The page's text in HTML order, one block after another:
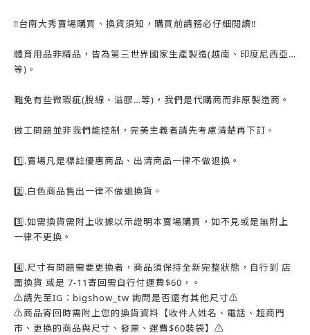
‼️台南大秀賣場購買、換貨須知，購買前請務必仔細閱讀‼️
體育用品非精品，皆為第三世界國家生產製造(越南、印度尼西亞…
等)。
難免有些微瑕疵(脫線、溢膠…等)，我們是代購商而非原製造商。
做工問題並非我們能控制，完美主義者請先考慮清楚再下訂。
1️⃣.賣場凡是標註優惠商品、出清商品一律不做退換。
2️⃣.白色商品售出一律不做退換貨。
3️⃣.如需換貨需附上收據以示證明本賣場購買，如不見或是無附上
一律不更換。
4️⃣.尺寸有問題需要更換者，商品須保持全新完整狀態，自行到 店
面換貨 或是 7-11寄回需自行付運費$60，。
⚠️請先至IG：bigshow_tw 詢問是否還有其他尺寸⚠️
⚠️商品寄回時需附上您的換貨資料【收件人姓名、電話、超商門
市、更換的商品與尺寸、發票、運費$60裝袋】⚠️